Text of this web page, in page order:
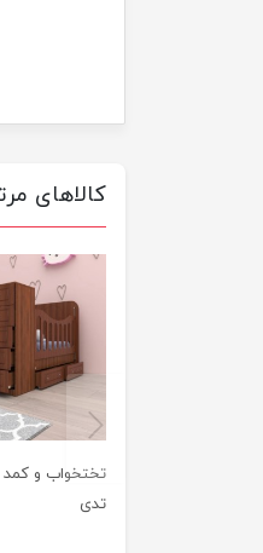
کالاهای
تختخواب و
تدی
previus